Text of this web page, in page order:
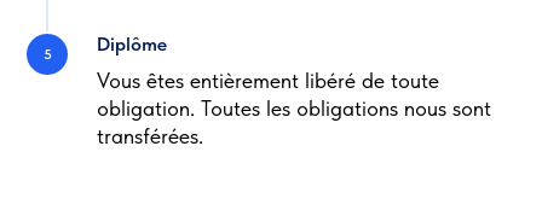
Diplôme
Vous êtes entièrement libéré de toute
obligation. Toutes les obligations nous sont
transférées.